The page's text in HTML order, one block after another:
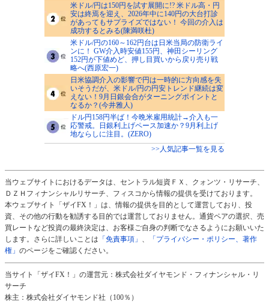
米ドル/円は150円を試す展開に!? 米ドル高・円
安は終焉を迎え、2026年中に140円の大台打診
があってもサプライズではない！ 今回の介入は
成功するとみる(陳満咲杜)
米ドル/円の160～162円台は日米当局の防衛ライ
ンに！ GW介入時安値155円、神田シーリング
152円が下値めど、押し目買いから戻り売り戦
略へ(西原宏一)
日米協調介入の影響で円は一時的に方向感を失
いそうだが、米ドル/円の円安トレンド継続は変
えない！9月日銀会合がターニングポイントと
なるか？(今井雅人)
ドル円158円半ば！今晩米雇用統計→介入も一
応警戒。日銀利上げペース加速か？9月利上げ
地ならしに注目。(ZERO)
>>人気記事一覧を見る
当ウェブサイトにおけるデータは、セントラル短資ＦＸ、クォンツ・リサーチ、
ＤＺＨフィナンシャルリサーチ、フィスコから情報の提供を受けております。
本ウェブサイト「ザイFX！」は、情報の提供を目的として運営しており、投
資、その他の行動を勧誘する目的では運営しておりません。通貨ペアの選択、売
買レートなど投資の最終決定は、お客様ご自身の判断でなさるようにお願いいた
します。さらに詳しいことは 「免責事項」 、
「プライバシー・ポリシー、著作
権」 のページをご確認ください。
当サイト「ザイFX！」の運営元：株式会社ダイヤモンド・フィナンシャル・リ
サーチ
株主：株式会社ダイヤモンド社（100％）